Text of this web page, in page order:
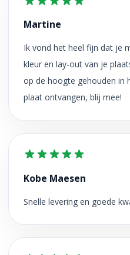
Martine
Ik vond het heel fijn dat je
kleur en lay-out van je
op de hoogte gehouden in
plaat ontvangen, blij mee!
Kobe Maesen
Snelle levering en goede